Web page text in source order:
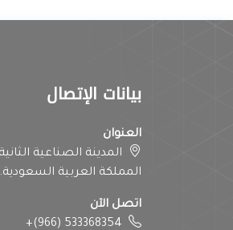
بيانات الإتصال
العنوان
المملكة العربية السعودية.
اتصل الآن
+(966) 533368354